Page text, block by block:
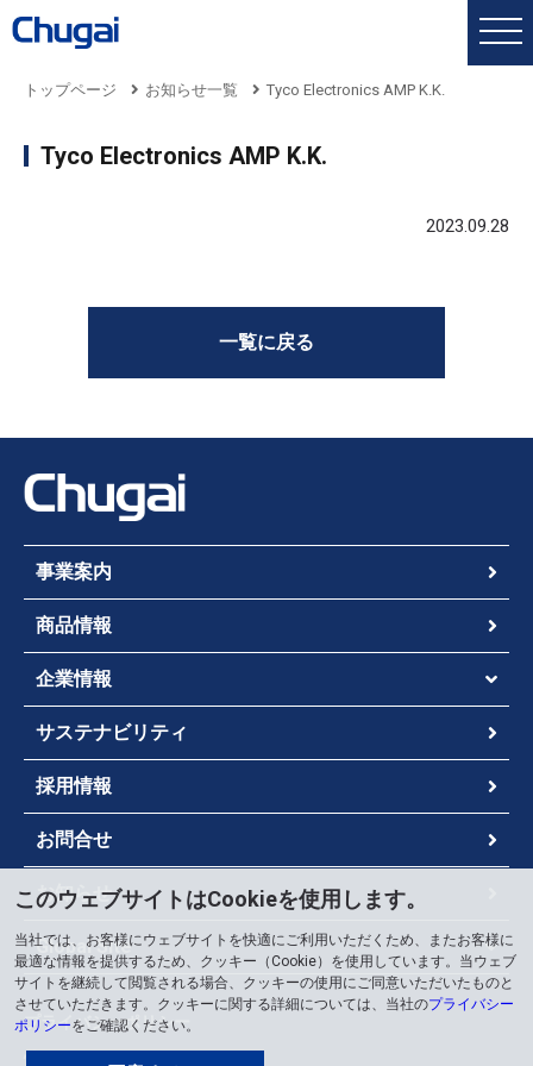
トップページ お知らせ一覧 Tyco Electronics AMP K.K.
Tyco Electronics AMP K.K.
2023.09.28
一覧に戻る
事業案内
商品情報
企業情報
サステナビリティ
採用情報
お問合せ
お知らせ
Global Site
プライバシーポリシー
このウェブサイトはCookieを使用します。
当社では、お客様にウェブサイトを快適にご利用いただくため、またお客様に
最適な情報を提供するため、クッキー（Cookie）を使用しています。当ウェブ
サイトを継続して閲覧される場合、クッキーの使用にご同意いただいたものと
させていただきます。クッキーに関する詳細については、当社のプライバシー
ポリシーをご確認ください。